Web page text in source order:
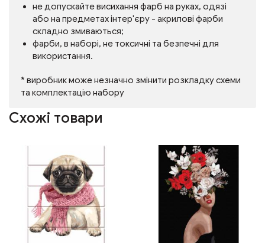
не допускайте висихання фарб на руках, одязі
або на предметах інтер'єру - акрилові фарби
складно змиваються;
фарби, в наборі, не токсичні та безпечні для
використання.
* виробник може незначно змінити розкладку схеми
та комплектацію набору
Схожі товари